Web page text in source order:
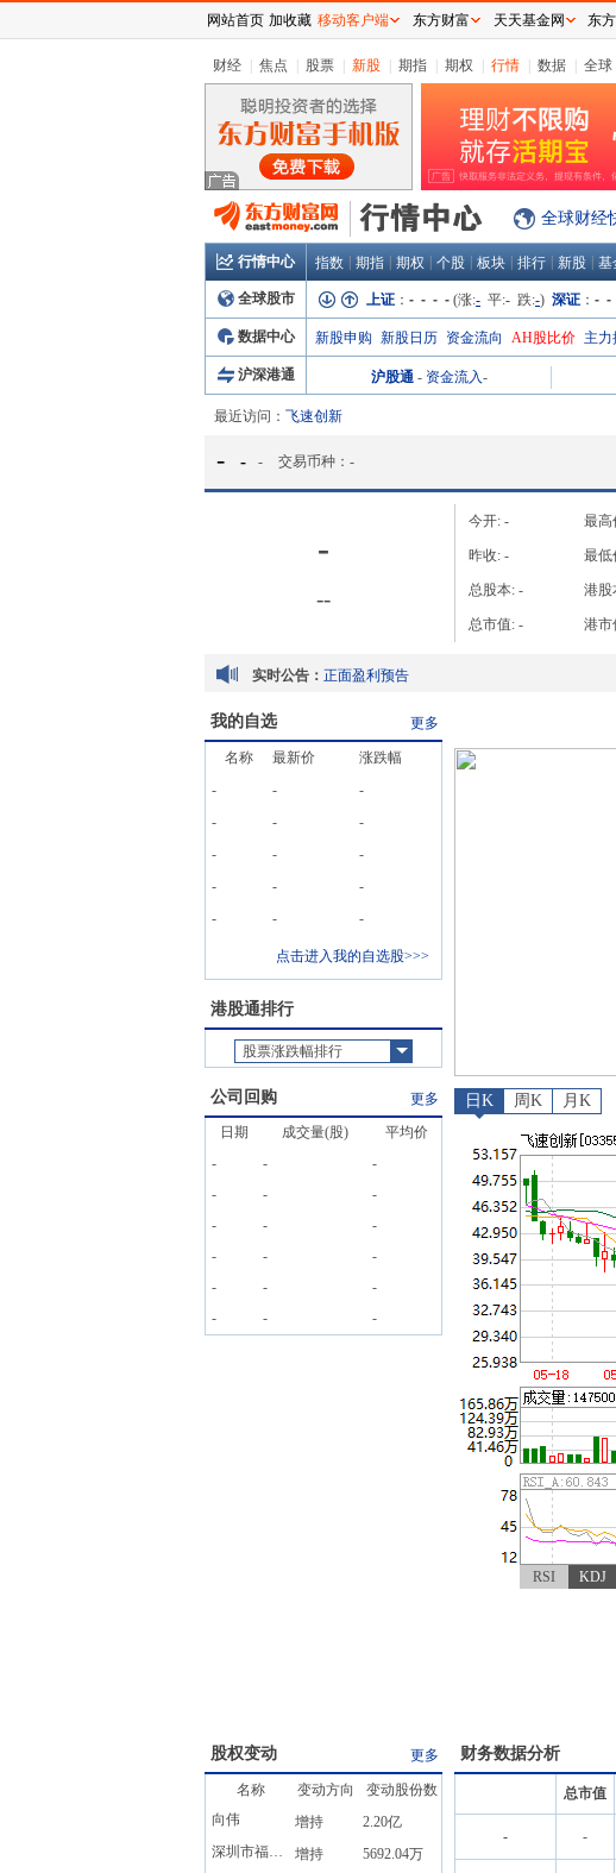
财经 焦点 股票 新股 期指 期权 行情 数据 全球
全球财经
行情中心 指数 期指 期权 个股 板块 排行 新股 基
全球股市 上证 ： - - - - (涨:- 平:- 跌:-) 深证 ： - -
数据中心 新股申购 新股日历 资金流向 AH股比价 主力
沪深港通 沪股通 - 资金流入-
最近访问： 飞速创新
- - - 交易币种： -
-
--
今开: - 最高
昨收: - 最低
总股本: - 港股
总市值: - 港市
实时公告： 正面盈利预告
我的自选 更多
名称 最新价
涨跌幅
-
-
-
-
-
-
-
-
-
-
-
-
-
- -
点击进入我的自选股>>>
港股通排行
股票涨跌幅排行
公司回购
更多
日期
成交量(股)
平均价
-
-
-
-
-
-
-
-
-
-
-
-
-
-
-
-
- -
日K 周K 月K
RSI KDJ
股权变动 更多
名称 变动方向
变动股份数
向伟
增持
2.20亿
深圳市福鹏资产管理有限公司
增持
5692.04万
财务数据分析
总市值
- -
网站首页 加收藏 移动客户端 东方财富 天天基金网 东